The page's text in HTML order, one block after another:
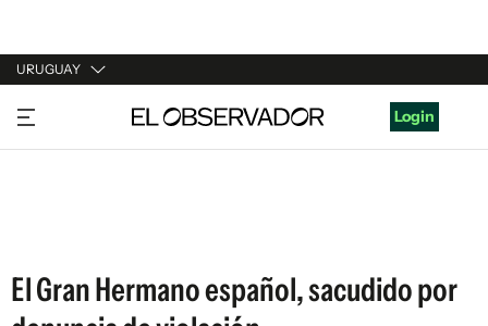
URUGUAY
URUGUAY
ARGENTINA
Login
El Gran Hermano español, sacudido por